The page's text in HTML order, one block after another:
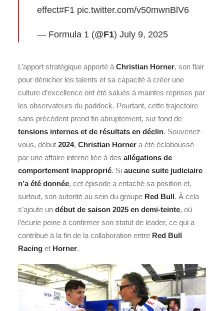
effect#F1 pic.twitter.com/v50mwnBlV6
— Formula 1 (@F1) July 9, 2025
L’apport stratégique apporté à Christian Horner, son flair
pour dénicher les talents et sa capacité à créer une
culture d’excellence ont été salués à maintes reprises par
les observateurs du paddock. Pourtant, cette trajectoire
sans précédent prend fin abruptement, sur fond de
tensions internes et de résultats en déclin. Souvenez-
vous, début 2024, Christian Horner a été éclaboussé
par une affaire interne liée à des allégations de
comportement inapproprié. Si aucune suite judiciaire
n’a été donnée, cet épisode a entaché sa position et,
surtout, son autorité au sein du groupe Red Bull. À cela
s’ajoute un début de saison 2025 en demi-teinte, où
l’écurie peine à confirmer son statut de leader, ce qui a
contribué à la fin de la collaboration entre Red Bull
Racing et Horner.